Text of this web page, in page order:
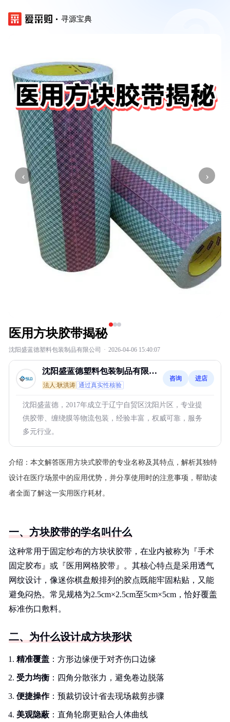
寻源宝典
‹ ›
医用方块胶带揭秘
沈阳盛蓝德塑料包装制品有限公司 · 2026-04-06 15:40:07
沈阳盛蓝德塑料包装制品有限公
司
法人:耿洪涛 通过真实性核验
咨询 进店
沈阳盛蓝德，2017年成立于辽宁自贸区沈阳片区，专业提
供胶带、缠绕膜等物流包装，经验丰富，权威可靠，服务
多元行业。
介绍： 本文解答医用方块式胶带的专业名称及其特点，解析其独特
设计在医疗场景中的应用优势，并分享使用时的注意事项，帮助读
者全面了解这一实用医疗耗材。
一、方块胶带的学名叫什么
这种常用于固定纱布的方块状胶带，在业内被称为『手术
固定胶布』或『医用网格胶带』。其核心特点是采用透气
网纹设计，像迷你棋盘般排列的胶点既能牢固粘贴，又能
避免闷热。常见规格为2.5cm×2.5cm至5cm×5cm，恰好覆盖
标准伤口敷料。
二、为什么设计成方块形状
精准覆盖 ：方形边缘便于对齐伤口边缘
受力均衡 ：四角分散张力，避免卷边脱落
便捷操作：预裁切设计省去现场裁剪步骤
美观隐蔽 ：直角轮廓更贴合人体曲线